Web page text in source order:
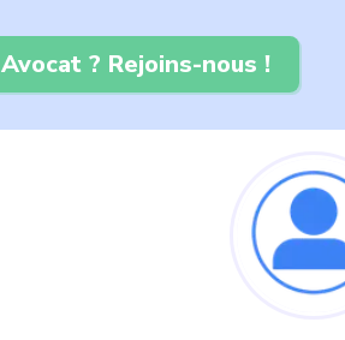
Avocat ? Rejoins-nous !